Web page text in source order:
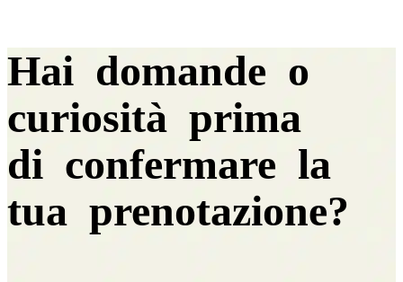
Hai domande o
curiosità prima
di confermare la
tua prenotazione?